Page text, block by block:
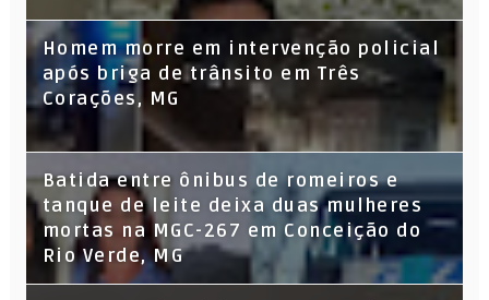
Homem morre em intervenção policial
após briga de trânsito em Três
Corações, MG
Batida entre ônibus de romeiros e
tanque de leite deixa duas mulheres
mortas na MGC-267 em Conceição do
Rio Verde, MG